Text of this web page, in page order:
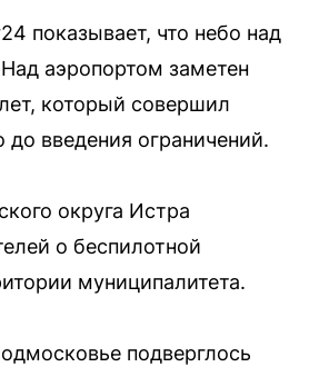
показывает, что небо над
аэропортом заметен
который совершил
до введения ограничений.
округа Истра
о беспилотной
муниципалитета.
подверглось